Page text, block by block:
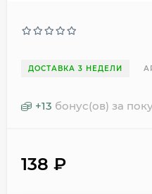
ДОСТАВКА 3 НЕДЕЛИ
+13 бонус(ов) за
138 ₽